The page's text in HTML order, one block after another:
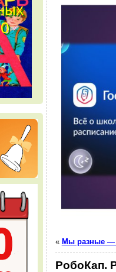
« Мы разные
РобоКап.